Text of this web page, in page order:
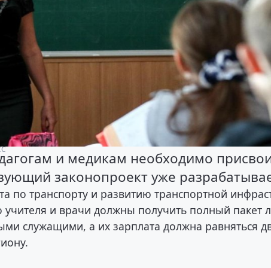
и медикам необходимо
законопроект уже
по транспорту и развитию транспортной
учителя и врачи должны получить полный пакет
служащими, а их зарплата должна равняться